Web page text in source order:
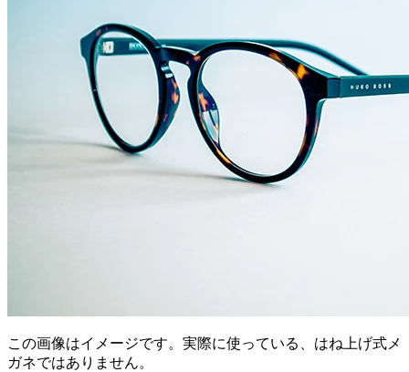
この画像はイメージです。実際に使っている、はね上げ式メ
ガネではありません。